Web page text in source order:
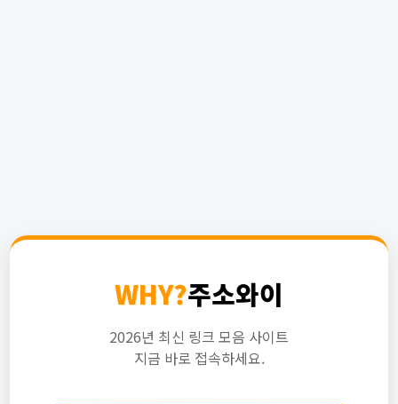
WHY?주소와이
2026년 최신 링크 모음 사이트
지금 바로 접속하세요.